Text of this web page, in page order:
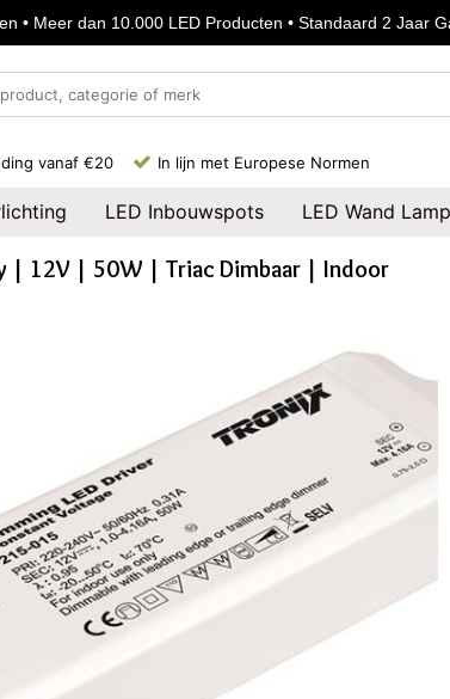
vanaf €20 In lijn met Europese Normen
LED Inbouwspots LED Wand
| 12V | 50W | Triac Dimbaar | Indoor
• Meer dan 10.000 LED Producten • Standaard 2 Jaar